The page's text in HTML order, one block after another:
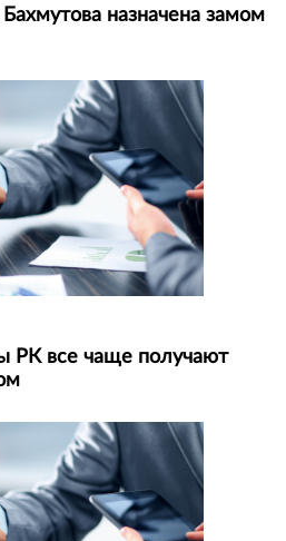
назначена замом
РК все чаще получают